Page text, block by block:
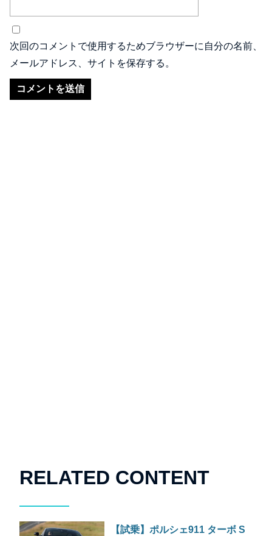
次回のコメントで使用するためブラウザーに自分の名前、
メールアドレス、サイトを保存する。
RELATED CONTENT
【試乗】ポルシェ911 ターボ S